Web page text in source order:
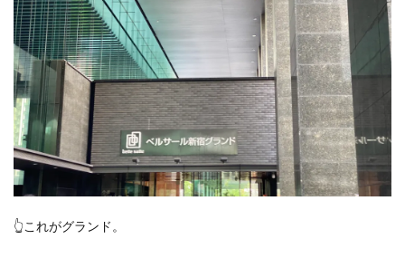
👆これがグランド。